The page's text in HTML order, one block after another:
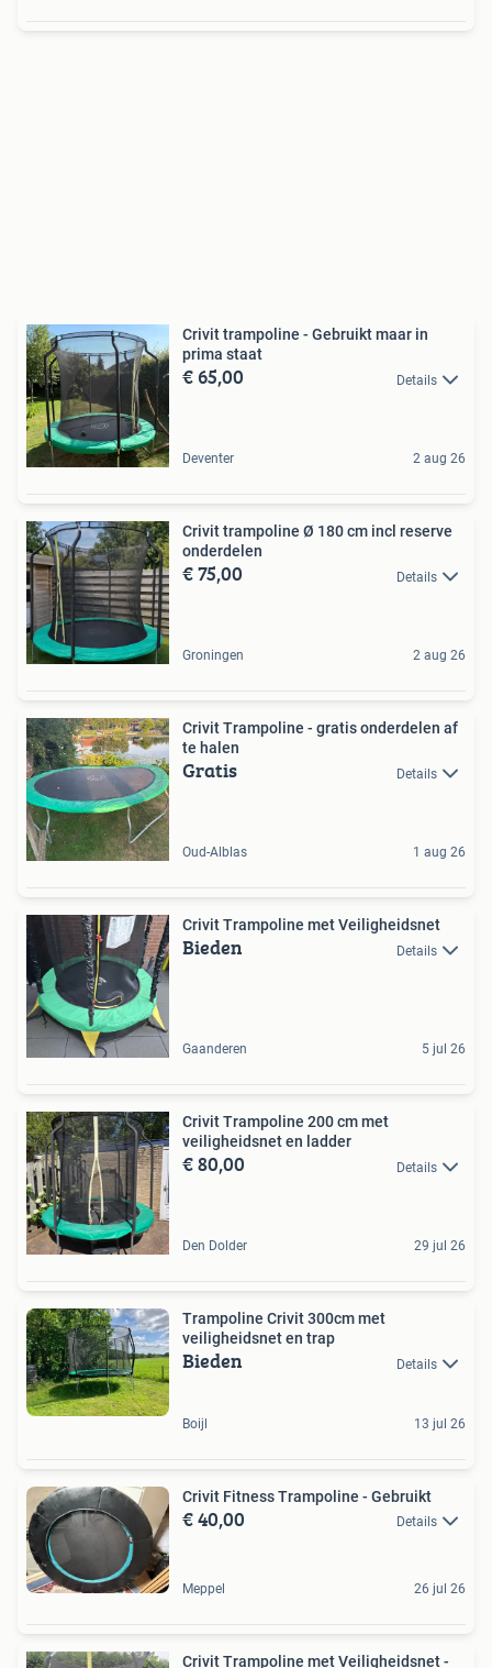
Crivit trampoline - Gebruikt maar in
prima staat
€ 65,00 Details
Deventer 2 aug 26
Crivit trampoline Ø 180 cm incl reserve
onderdelen
€ 75,00 Details
Groningen 2 aug 26
Crivit Trampoline - gratis onderdelen af
te halen
Gratis Details
Oud-Alblas 1 aug 26
Crivit Trampoline met Veiligheidsnet
Bieden Details
Gaanderen 5 jul 26
Crivit Trampoline 200 cm met
veiligheidsnet en ladder
€ 80,00 Details
Den Dolder 29 jul 26
Trampoline Crivit 300cm met
veiligheidsnet en trap
Bieden Details
Boijl 13 jul 26
Crivit Fitness Trampoline - Gebruikt
€ 40,00 Details
Meppel 26 jul 26
Crivit Trampoline met Veiligheidsnet -